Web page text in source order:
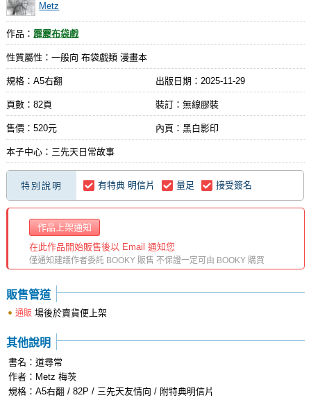
Metz
作品：霹靂布袋戲
性質屬性：一般向 布袋戲類 漫畫本
規格：A5右翻 出版日期： 2025-11-29
頁數：82頁 裝訂：無線膠裝
售價：520元 內頁：黑白影印
本子中心：三先天日常故事
特別說明 有特典 明信片 量足 接受簽名
作品上架通知
在此作品開始販售後以 Email 通知您
僅通知建議作者委託 BOOKY 販售 不保證一定可由 BOOKY 購買
販售管道
通販 場後於賣貨便上架
其他說明
書名：道尋常
作者：Metz 梅茨
規格：A5右翻 / 82P / 三先天友情向 / 附特典明信片